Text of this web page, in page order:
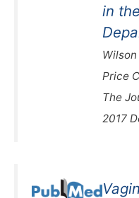
in
Wilson
Price
The
2017